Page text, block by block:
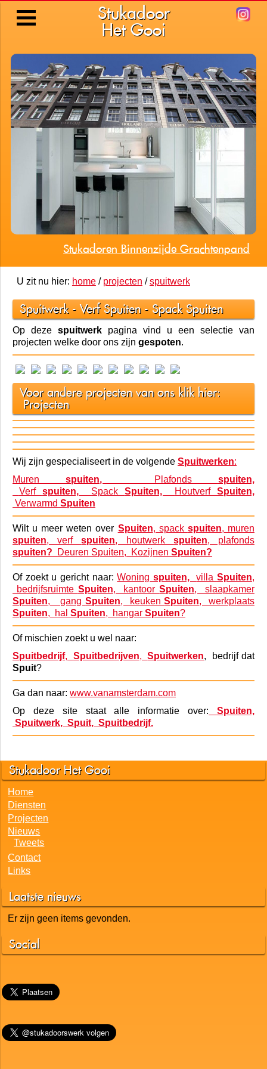
Stukadoor
Het Gooi
Stukadoren Binnenzijde Grachtenpand
U zit nu hier: home/ projecten /spuitwerk
Spuitwerk - Verf Spuiten - Spack Spuiten
Op dezespuitwerk pagina vind u een selectie van
projecten welke door ons zijngespoten.
Voor andere projecten van ons klik hier:
Projecten
Wij zijn gespecialiseert in de volgendeSpuitwerken:
Murenspuiten, Plafonds spuiten,
Verf spuiten, Spack Spuiten, Houtverf Spuiten,
Verwarmd Spuiten
Wilt u meer weten over Spuiten, spack spuiten, muren
spuiten, verfspuiten, houtwerk spuiten, plafonds
spuiten?
Deuren Spuiten, Kozijnen Spuiten?
Of zoekt u gericht naar:Woning spuiten,villa Spuiten,
bedrijfsruimte Spuiten, kantoorSpuiten, slaapkamer
Spuiten, gangSpuiten, keukenSpuiten, werkplaats
Spuiten, halSpuiten, hangarSpuiten?
Of mischien zoekt u wel naar:
Spuitbedrijf, Spuitbedrijven,Spuitwerken, bedrijf dat
Spuit?
Ga dan naar:www.vanamsterdam.com
Op deze site staat alle informatie over:
Spuiten,
Spuitwerk, Spuit, Spuitbedrijf.
Stukadoor Het Gooi
Home
Diensten
Projecten
Nieuws
Tweets
Contact
Links
Laatste nieuws
Er zijn geen items gevonden.
Social